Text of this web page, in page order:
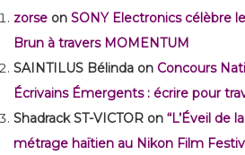
zorse on SONY Electronics célèbre
Brun à travers MOMENTUM
SAINTILUS Bélinda on Concours
Écrivains Émergents : écrire pour
Shadrack ST-VICTOR on “L’Éveil de
métrage haïtien au Nikon Film